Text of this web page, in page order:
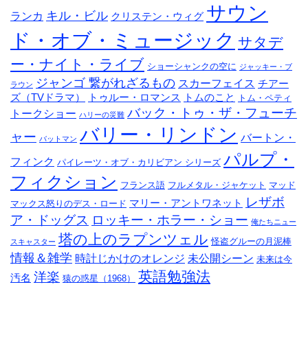
ランカ キル・ビル クリステン・ウィグ サウン
ド・オブ・ミュージック サタデ
ー・ナイト・ライブ ショーシャンクの空に ジャッキー・ブ
ラウン ジャンゴ 繋がれざるもの スカーフェイス チアー
ズ（TVドラマ）
トゥルー・ロマンス トムのこと トム・ペティ
トークショー ハリーの災難 バック・トゥ・ザ・フューチ
ャー バットマン バリー・リンドン バートン・
フィンク パイレーツ・オブ・カリビアン シリーズ パルプ・
フィクション フランス語 フルメタル・ジャケット マッド
マックス怒りのデス・ロード マリー・アントワネット
レザボ
ア・ドッグス ロッキー・ホラー・ショー 俺たちニュー
スキャスター 塔の上のラプンツェル 怪盗グルーの月泥棒
情報＆雑学 時計じかけのオレンジ 未公開シーン 未来は今
汚名 洋楽 猿の惑星（1968） 英語勉強法